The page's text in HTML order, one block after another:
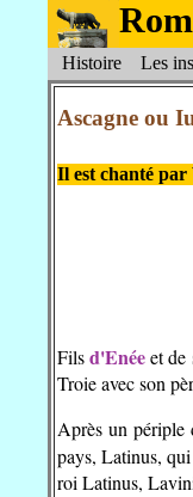
Histoire Les
Ascagne ou
Il est chanté
Filsd'Enéeet de
Troie avec son
Après un périple
pays, Latinus,
roi Latinus,